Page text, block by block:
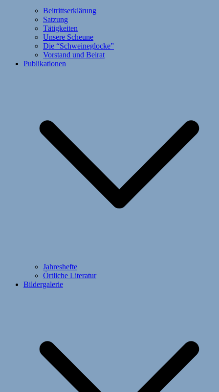
Beitrittserklärung
Satzung
Tätigkeiten
Unsere Scheune
Die “Schweineglocke”
Vorstand und Beirat
Publikationen
Jahreshefte
Örtliche Literatur
Bildergalerie